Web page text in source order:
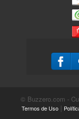
© Buzzero.com -
Termos de Uso|